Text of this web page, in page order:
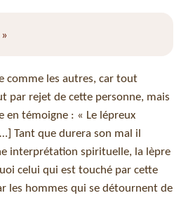
comme les autres, car tout
par rejet de cette personne, mais
en témoigne : « Le lépreux
Tant que durera son mal il
interprétation spirituelle, la lèpre
celui qui est touché par cette
les hommes qui se détournent de